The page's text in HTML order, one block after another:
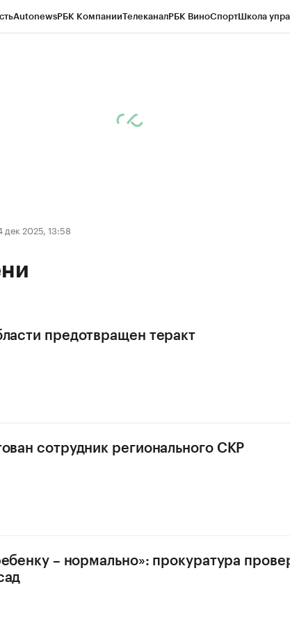
AutonewsРБК КомпанииТелеканалРБК ВиноСпортШкола
2025, 13:58
предотвращен теракт
сотрудник регионального СКР
– нормально»: прокуратура